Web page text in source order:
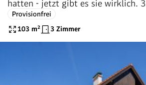
hatten - jetzt gibt es sie wirklich. 3
Zimmer voller Licht, Stil & Wiener
Charme.
Provisionfrei
103 m² 3 Zimmer